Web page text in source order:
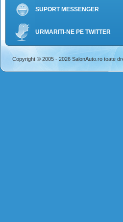
SUPORT MESSENGER
URMARITI-NE PE TWITTER
Copyright © 2005 - 2026 SalonAuto.ro toate